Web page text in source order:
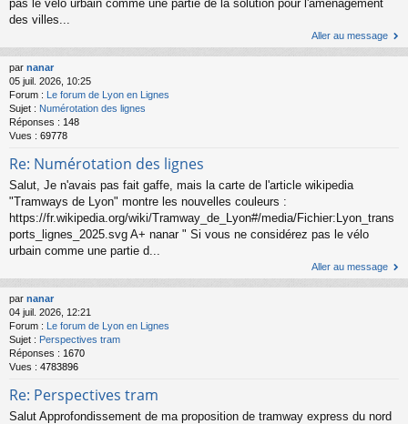
pas le vélo urbain comme une partie de la solution pour l'aménagement
des villes...
Aller au message
par nanar
05 juil. 2026, 10:25
Forum : Le forum de Lyon en Lignes
Sujet : Numérotation des lignes
Réponses : 148
Vues : 69778
Re: Numérotation des lignes
Salut, Je n'avais pas fait gaffe, mais la carte de l'article wikipedia
"Tramways de Lyon" montre les nouvelles couleurs :
https://fr.wikipedia.org/wiki/Tramway_de_Lyon#/media/Fichier:Lyon_trans
ports_lignes_2025.svg A+ nanar " Si vous ne considérez pas le vélo
urbain comme une partie d...
Aller au message
par nanar
04 juil. 2026, 12:21
Forum : Le forum de Lyon en Lignes
Sujet : Perspectives tram
Réponses : 1670
Vues : 4783896
Re: Perspectives tram
Salut Approfondissement de ma proposition de tramway express du nord